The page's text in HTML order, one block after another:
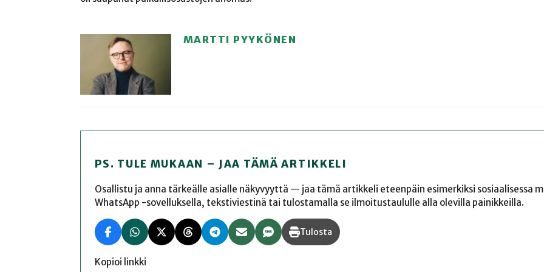
MARTTI PYYKÖNEN
PS. TULE MUKAAN – JAA TÄMÄ ARTIKKELI
Osallistu ja anna tärkeälle asialle näkyvyyttä — jaa tämä artikkeli eteenpäin esimerkiksi sosiaalisessa
WhatsApp -sovelluksella, tekstiviestinä tai tulostamalla se ilmoitustaululle alla olevilla painikkeilla.
Tulosta
Kopioi linkki